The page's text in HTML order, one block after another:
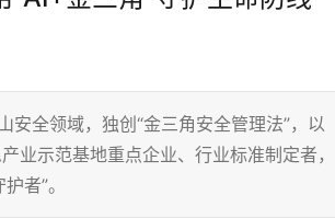
全领域，独创“金三角安全管理法”，以
业示范基地重点企业、行业标准制定者，
者”。